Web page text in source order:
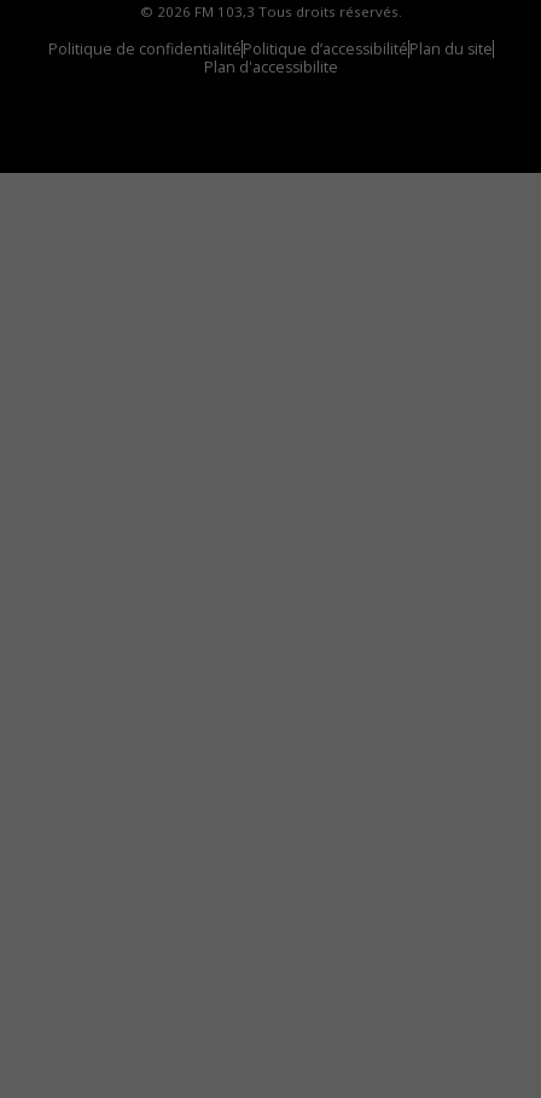
© 2026 FM 103,3 Tous droits réservés.
Politique de confidentialitéPolitique d’accessibilitéPlan du site
Plan d'accessibilite